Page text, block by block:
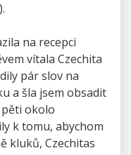
na recepci
vítala Czechita
pár slov na
a šla jsem obsadit
okolo
k tomu, abychom
kluků, Czechitas